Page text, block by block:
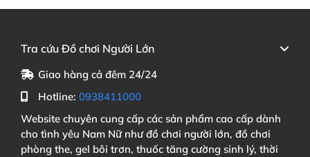
Tra cứu Đồ chơi Người Lớn
Giao hàng cả đêm 24/24
Hotline: 0938411000
Website chuyên cung cấp các sản phẩm cao cấp dành
cho tình yêu Nam Nữ như đồ chơi người lớn, đồ chơi
phòng the, gel bôi trơn, thuốc tăng cường sinh lý, thời